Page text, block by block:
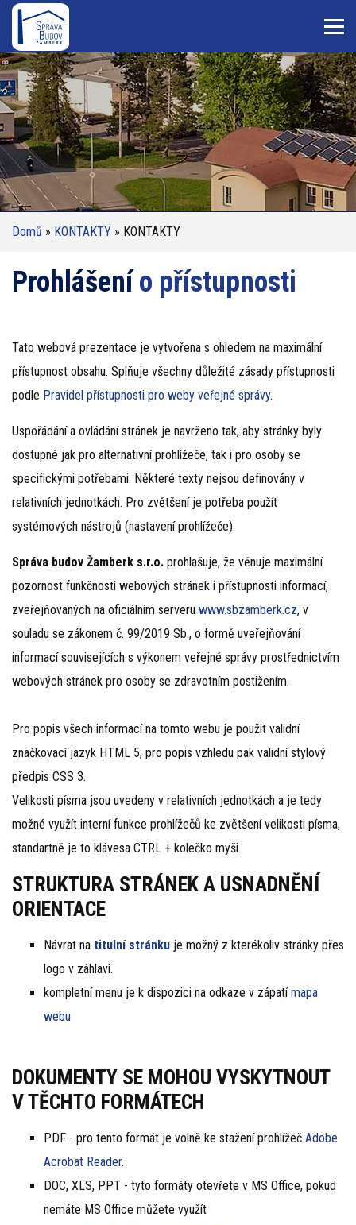
Domů » KONTAKTY » KONTAKTY
Prohlášenío přístupnosti
Tato webová prezentace je vytvořena s ohledem na maximální
přístupnost obsahu. Splňuje všechny důležité zásady přístupnosti
podle Pravidel přístupnosti pro weby veřejné správy.
Uspořádání a ovládání stránek je navrženo tak, aby stránky byly
dostupné jak pro alternativní prohlížeče, tak i pro osoby se
specifickými potřebami. Některé texty nejsou definovány v
relativních jednotkách. Pro zvětšení je potřeba použít
systémových nástrojů (nastavení prohlížeče).
Správa budov Žamberk s.r.o. prohlašuje, že věnuje maximální
pozornost funkčnosti webových stránek i přístupnosti informací,
zveřejňovaných na oficiálním serveru www.sbzamberk.cz, v
souladu se zákonem č. 99/2019 Sb., o formě uveřejňování
informací souvisejících s výkonem veřejné správy prostřednictvím
webových stránek pro osoby se zdravotním postižením.
Pro popis všech informací na tomto webu je použit validní
značkovací jazyk HTML 5, pro popis vzhledu pak validní stylový
předpis CSS 3.
Velikosti písma jsou uvedeny v relativních jednotkách a je tedy
možné využít interní funkce prohlížečů ke zvětšení velikosti písma,
standartně je to klávesa CTRL + kolečko myši.
STRUKTURA STRÁNEK A USNADNĚNÍ
ORIENTACE
Návrat na titulní stránku je možný z kterékoliv stránky přes
logo v záhlaví.
kompletní menu je k dispozici na odkaze v zápatímapa
webu
DOKUMENTY SE MOHOU VYSKYTNOUT
V TĚCHTO FORMÁTECH
PDF - pro tento formát je volně ke stažení prohlížeč Adobe
Acrobat Reader.
DOC, XLS, PPT - tyto formáty otevřete v MS Office, pokud
nemáte MS Office můžete využít